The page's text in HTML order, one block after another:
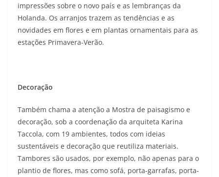
impressões sobre o novo país e as lembranças da
Holanda. Os arranjos trazem as tendências e as
novidades em flores e em plantas ornamentais para as
estações Primavera-Verão.
Decoração
Também chama a atenção a Mostra de paisagismo e
decoração, sob a coordenação da arquiteta Karina
Taccola, com 19 ambientes, todos com ideias
sustentáveis e decoração que reutiliza materiais.
Tambores são usados, por exemplo, não apenas para o
plantio de flores, mas como sofá, porta-garrafas, porta-